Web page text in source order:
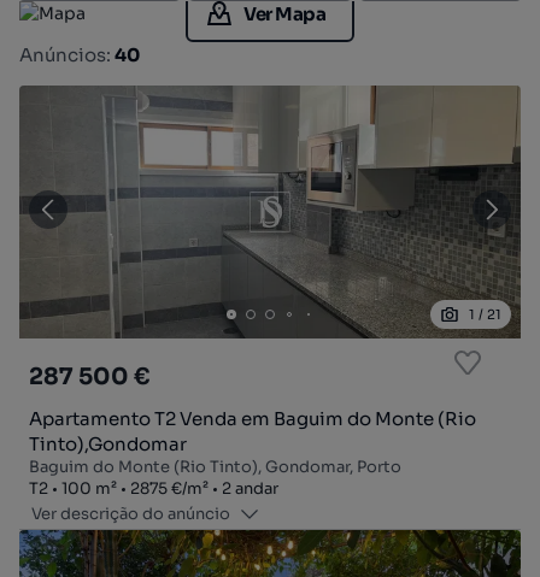
Ver Mapa
Anúncios: 40
1 / 21
287 500 €
Apartamento T2 Venda em Baguim do Monte (Rio
Tinto),Gondomar
Baguim do Monte (Rio Tinto), Gondomar, Porto
Tipologia
T2
Zona100 m²
Preço por metro quadrado
2875 €/m²
Andar
2 andar
Ver descrição do anúncio